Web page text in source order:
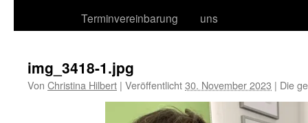
Terminvereinbarung
uns
img_3418-1.jpg
Von Christina Hilbert | Veröffentlicht30. November 2023 | Die